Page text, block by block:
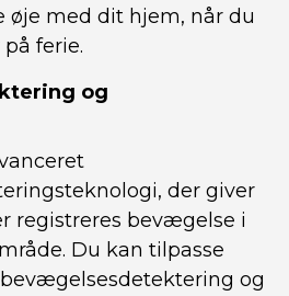
øje med dit hjem, når du
ferie.
og
der giver
registreres bevægelse i
Du kan tilpasse
og